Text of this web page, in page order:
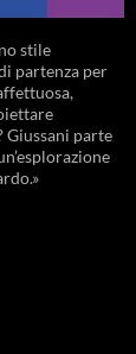
stile
partenza per
Giussani parte